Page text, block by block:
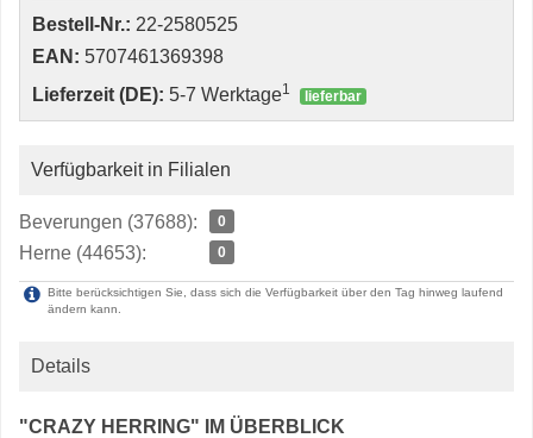
Bestell-Nr.: 22-2580525
EAN: 5707461369398
Lieferzeit (DE): 5-7 Werktage1 lieferbar
Verfügbarkeit in Filialen
Beverungen (37688): 0
Herne (44653): 0
Bitte berücksichtigen Sie, dass sich die Verfügbarkeit über den Tag hinweg laufend
ändern kann.
Details
"CRAZY HERRING" IM ÜBERBLICK